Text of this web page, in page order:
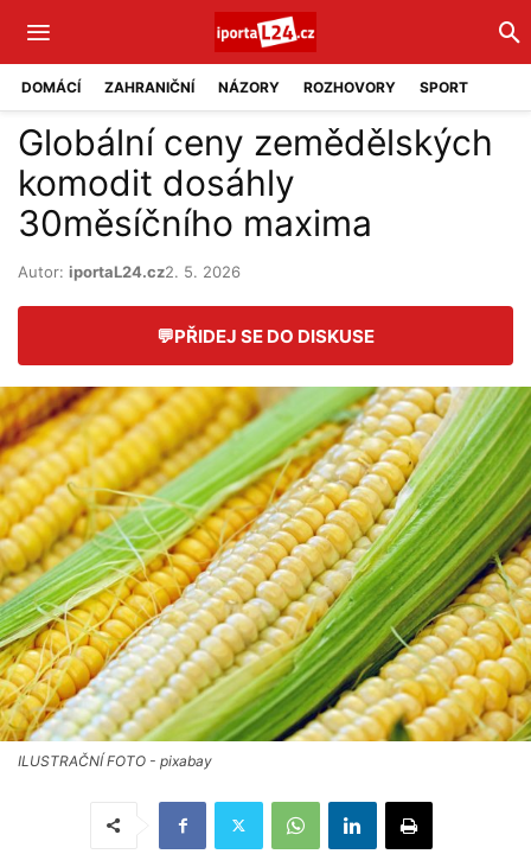
DOMÁCÍ ZAHRANIČNÍ NÁZORY ROZHOVORY SPORT
Globální ceny zemědělských
komodit dosáhly
30měsíčního maxima
Autor: iportaL24.cz2. 5. 2026
💬PŘIDEJ SE DO DISKUSE
ILUSTRAČNÍ FOTO - pixabay